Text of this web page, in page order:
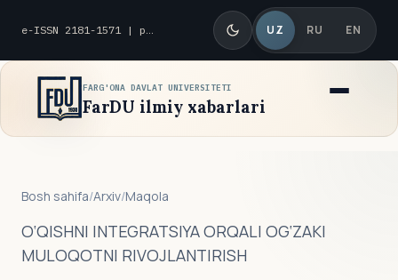
e-ISSN 2181-1571 | p-ISSN 2010-8419 UZ RU EN
FARG'ONA DAVLAT UNIVERSITETI
FarDU ilmiy xabarlari
Bosh sahifa/Arxiv/Maqola
O‘QISHNI INTEGRATSIYA ORQALI OG‘ZAKI
MULOQOTNI RIVOJLANTIRISH